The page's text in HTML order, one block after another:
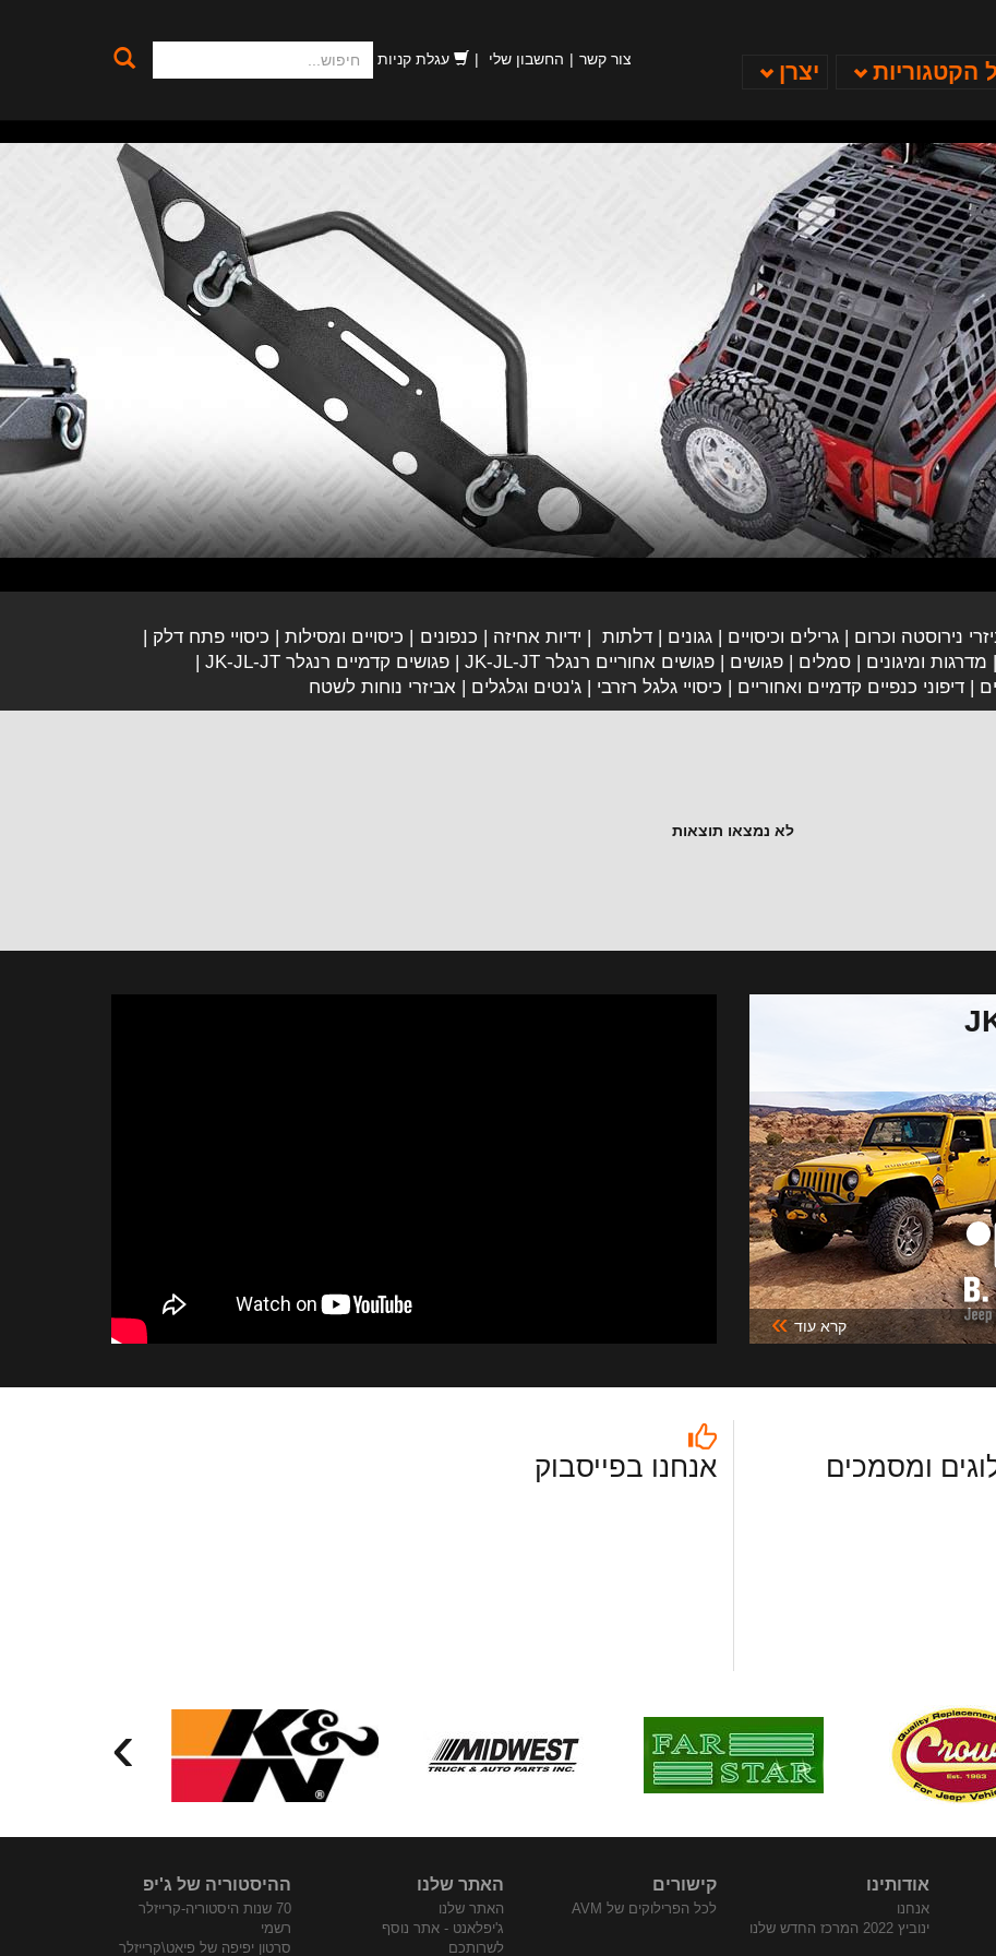
צור קשר החשבון שלי עגלת קניות הקטגוריות יצרן
נירוסטה וכרום גרילים וכיסויים גגונים דלתות ידיות אחיזה כנפונים כיסויים ומסילות
כיסויי פתח דלק
מדרגות ומיגונים סמלים פגושים פגושים אחוריים רנגלר JK-JL-JT
פגושים קדמיים רנגלר JK-JL-JT
דיפוני כנפיים קדמיים ואחוריים כיסויי גלגל רזרבי ג'נטים וגלגלים אביזרי נוחות לשטח
לא נמצאו תוצאות
קרא עוד »
ומסמכים אנחנו בפייסבוק
›
אודותינו
אנחנו
ינוביץ 2022 המרכז החדש שלנו
קישורים
לכל הפרילוקים של AVM
האתר שלנו
האתר שלנו
ג'יפלאנט - אתר נוסף
לשרותכם
ההיסטוריה של ג'יפ
70 שנות היסטוריה-קרייזלר
רשמי
סרטון יפיפה של פיאט\קרייזלר